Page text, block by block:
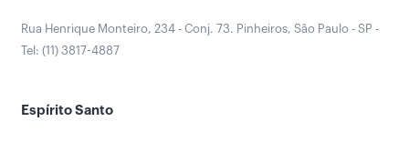
Rua Henrique Monteiro, 234 - Conj. 73. Pinheiros, São Paulo - SP -
Tel: (11) 3817-4887
Espírito Santo